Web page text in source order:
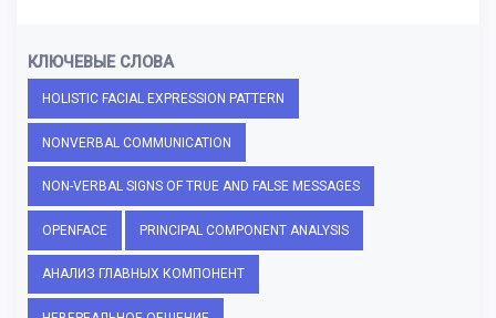
КЛЮЧЕВЫЕ СЛОВА
HOLISTIC FACIAL EXPRESSION PATTERN
NONVERBAL COMMUNICATION
NON-VERBAL SIGNS OF TRUE AND FALSE MESSAGES
OPENFACE PRINCIPAL COMPONENT ANALYSIS
АНАЛИЗ ГЛАВНЫХ КОМПОНЕНТ